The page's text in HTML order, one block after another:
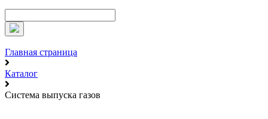
Главная страница
Каталог
Система выпуска газов